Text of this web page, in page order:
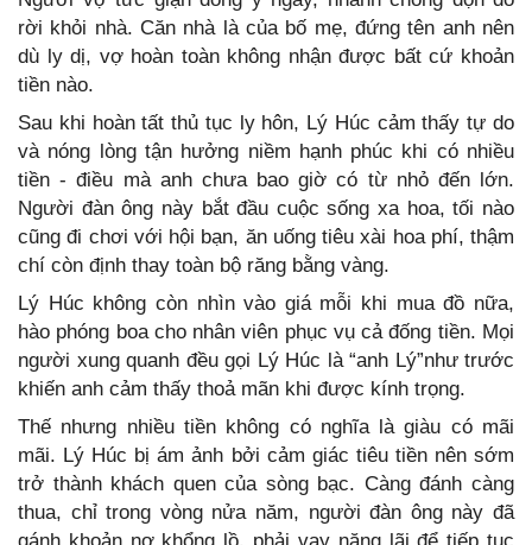
rời khỏi nhà. Căn nhà là của bố mẹ, đứng tên anh nên
dù ly dị, vợ hoàn toàn không nhận được bất cứ khoản
tiền nào.
Sau khi hoàn tất thủ tục ly hôn, Lý Húc cảm thấy tự do
và nóng lòng tận hưởng niềm hạnh phúc khi có nhiều
tiền - điều mà anh chưa bao giờ có từ nhỏ đến lớn.
Người đàn ông này bắt đầu cuộc sống xa hoa, tối nào
cũng đi chơi với hội bạn, ăn uống tiêu xài hoa phí, thậm
chí còn định thay toàn bộ răng bằng vàng.
Lý Húc không còn nhìn vào giá mỗi khi mua đồ nữa,
hào phóng boa cho nhân viên phục vụ cả đống tiền. Mọi
người xung quanh đều gọi Lý Húc là “anh Lý”như trước
khiến anh cảm thấy thoả mãn khi được kính trọng.
Thế nhưng nhiều tiền không có nghĩa là giàu có mãi
mãi. Lý Húc bị ám ảnh bởi cảm giác tiêu tiền nên sớm
trở thành khách quen của sòng bạc. Càng đánh càng
thua, chỉ trong vòng nửa năm, người đàn ông này đã